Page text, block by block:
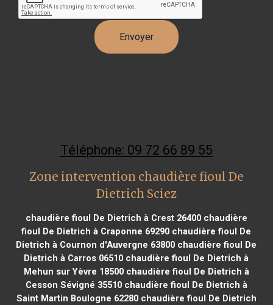
Téléphone: 09 72 66 89 55
Zone intervention chaudière fioul De
Dietrich Sciez
chaudière fioul De Dietrich à Crest 26400chaudière
fioul De Dietrich à Craponne 69290 chaudière fioul De
Dietrich à Cournon d'Auvergne 63800 chaudière fioul De
Dietrich à Carros 06510 chaudière fioul De Dietrich à
Mehun sur Yèvre 18500chaudière fioul De Dietrich à
Cesson Sévigné 35510chaudière fioul De Dietrich à
Saint Martin Boulogne 62280chaudière fioul De Dietrich